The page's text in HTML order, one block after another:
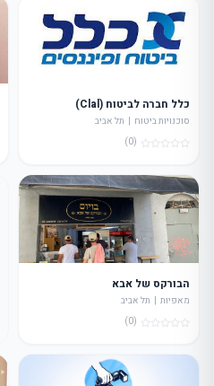
כלל חברה לביטוח (Clal)
סוכנויות ביטוח | תל אביב
(0)
הבורקס של אבא
מאפיות | תל אביב
(0)